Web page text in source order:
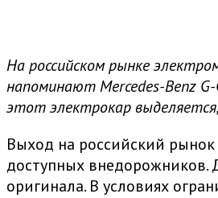
На российском рынке
напоминают Mercedes-Benz
этот электрокар
Выход на российский
доступных внедорожников.
оригинала. В условиях